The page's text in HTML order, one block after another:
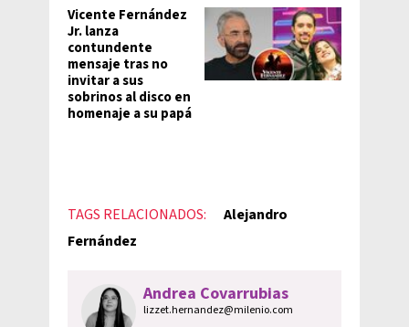
Vicente Fernández
Jr. lanza
contundente
mensaje tras no
invitar a sus
sobrinos al disco en
homenaje a su papá
TAGS RELACIONADOS:
Alejandro
Fernández
Andrea Covarrubias
lizzet.hernandez@milenio.com